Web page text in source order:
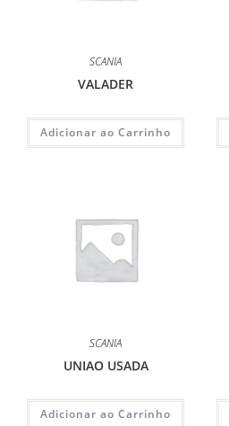
SCANIA
VALADER
Adicionar ao Carrinho
SCANIA
UNIAO USADA
Adicionar ao Carrinho